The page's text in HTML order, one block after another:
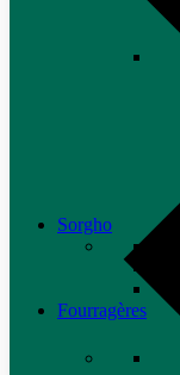
Sorgho
Fourragères